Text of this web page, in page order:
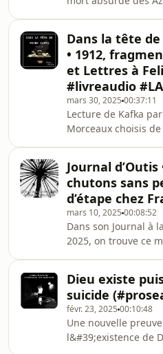
§101:48 Darwich,
de l’homme rouge
Le dernier di
des camarades.
https://
oncleoVoix :
:
https://
mort-absurde-des-
mammeri/
Dans la tête
• 1912,
et Lettres à
#livreaudio
mars 30, 2025 00:37:11
Lecture de Kafka
Morceaux choisis
l’essentiel, il s’agit
Marthe Robert -
dernières lettres
anonyme, revue par
nombreuses
s&#39;occupent
flots du fleuve des
qu&#39;il vient
Journal d’Outis
chutons sans
d’étape chez
mars 10, 2025 00:08:52
Dans son Journal à
2025, on trouve ce
streamer, des vers
confession d’un
retranscription fidèle
d’étape » très
juger. Car on ne sait
Dieu existe
suicide
févr. 23, 2025 00:10:48
Une nouvelle
l&#39;existence de